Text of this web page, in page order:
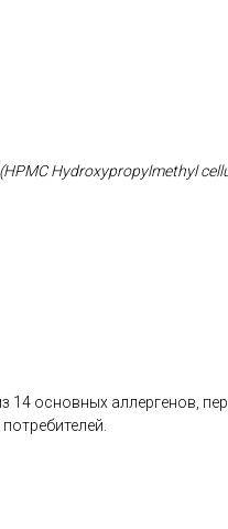
Hydroxypropylmethyl
14 основных аллергенов,